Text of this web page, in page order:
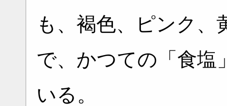
も、褐色、ピンク、
で、かつての「食塩
いる。